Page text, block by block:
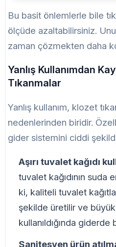
Bu basit önlemlerle bile
ölçüde azaltabilirsiniz.
zaman çözmekten daha
Yanlış Kullanımdan
Tıkanmalar
Yanlış kullanım, klozet
nedenlerinden biridir.
gider sistemini ciddi
Aşırı tuvalet kağıdı
tuvalet kağıdının suda
ki, kaliteli tuvalet
şekilde üretilir ve
kullanıldığında giderde
Sanitesyen ürün